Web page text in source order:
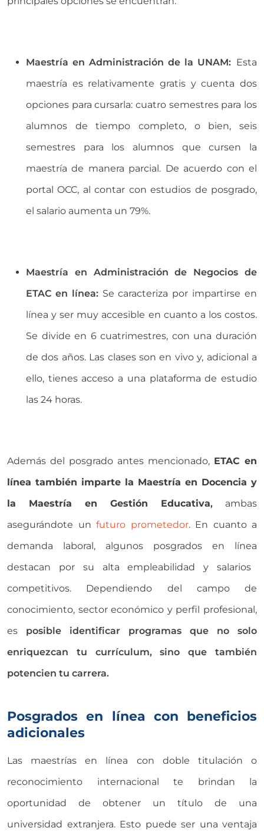
Maestría en Administración de la UNAM: Esta
maestría es relativamente gratis y cuenta dos
opciones para cursarla: cuatro semestres para los
alumnos de tiempo completo, o bien, seis
semestres para los alumnos que cursen la
maestría de manera parcial. De acuerdo con el
portal OCC, al contar con estudios de posgrado,
el salario aumenta un 79%.
Maestría en Administración de Negocios de
ETAC en línea:Se caracteriza por impartirse en
línea y ser muy accesible en cuanto a los costos.
Se divide en 6 cuatrimestres, con una duración
de dos años. Las clases son en vivo y, adicional a
ello, tienes acceso a una plataforma de estudio
las 24 horas.
Además del posgrado antes mencionado, ETAC en
línea también imparte la Maestría en Docencia y
la Maestría en Gestión Educativa, ambas
asegurándote un futuro prometedor. En cuanto a
demanda laboral, algunos posgrados en línea
destacan por su alta empleabilidad y salarios
competitivos. Dependiendo del campo de
conocimiento, sector económico y perfil profesional,
es posible identificar programas que no solo
enriquezcan tu currículum, sino que también
potencien tu carrera.
Posgrados en línea con beneficios
adicionales
Las maestrías en línea con doble titulación o
reconocimiento internacional te brindan la
oportunidad de obtener un título de una
universidad extranjera. Esto puede ser una ventaja